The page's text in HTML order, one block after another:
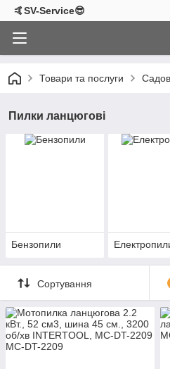
🤙SV-Service😎
Товари та послуги
Пилки ланцюгові
Бензопили
Сортування